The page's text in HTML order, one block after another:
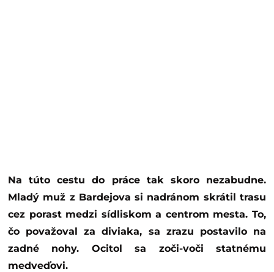
Na túto cestu do práce tak skoro nezabudne.
Mladý muž z Bardejova si nadránom skrátil trasu
cez porast medzi sídliskom a centrom mesta. To,
čo považoval za diviaka, sa zrazu postavilo na
zadné nohy. Ocitol sa zoči-voči statnému
medveďovi.